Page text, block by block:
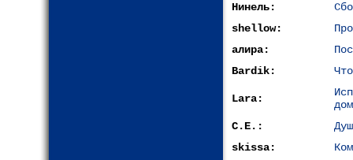
Нинель:
shellow:
алира:
Bardik:
Lara:
С.Е.:
skissa: